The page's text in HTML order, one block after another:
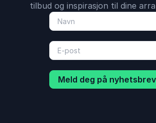
tilbud og inspirasjon til dine
Meld deg på